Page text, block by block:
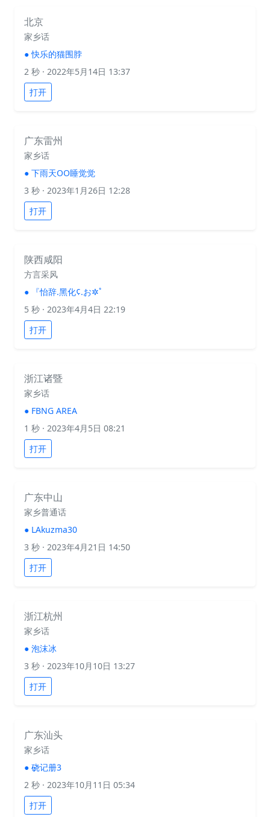
北京
家乡话
● 快乐的猫围脖
2 秒 · 2022年5月14日 13:37
打开
广东雷州
家乡话
● 下雨天OO睡觉觉
3 秒 · 2023年1月26日 12:28
打开
陕西咸阳
方言采风
●
『怡辞.黑化¢.お✲ﾟ
5 秒 · 2023年4月4日 22:19
打开
浙江诸暨
家乡话
● FBNG AREA
1 秒 · 2023年4月5日 08:21
打开
广东中山
家乡普通话
● LAkuzma30
3 秒 · 2023年4月21日 14:50
打开
浙江杭州
家乡话
● 泡沫冰
3 秒 · 2023年10月10日 13:27
打开
广东汕头
家乡话
● 硗记册3
2 秒 · 2023年10月11日 05:34
打开